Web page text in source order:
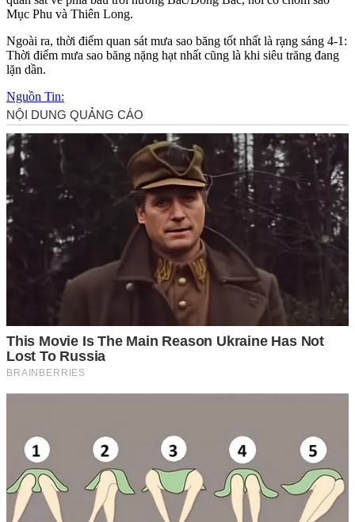
Mục Phu và Thiên Long.
Ngoài ra, thời điểm quan sát mưa sao băng tốt nhất là rạng sáng 4-1:
Thời điểm mưa sao băng nặng hạt nhất cũng là khi siêu trăng đang
lặn dần.
Nguồn Tin: